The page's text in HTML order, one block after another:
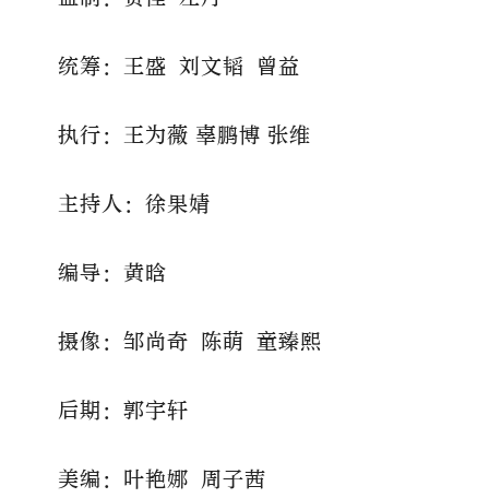
统筹：王盛 刘文韬 曾益
执行： 王为薇 辜鹏博 张维
主持人：徐果婧
编导：黄晗
摄像： 邹尚奇 陈萌 童臻熙
后期： 郭宇轩
美编： 叶艳娜 周子茜